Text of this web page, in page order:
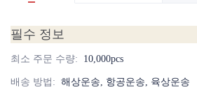
필수 정보
최소 주문 수량: 10,000pcs
배송 방법 : 해상운송, 항공운송, 육상운송